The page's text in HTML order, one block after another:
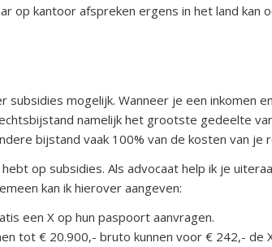
op kantoor afspreken ergens in het land kan
subsidies mogelijk. Wanneer je een inkomen
namelijk het grootste gedeelte
bijstand vaak 100% van de kosten van je
op subsidies. Als advocaat help ik je
kan ik hierover aangeven:
een X op hun paspoort aanvragen.
tot € 20.900,- bruto kunnen voor € 242,- de